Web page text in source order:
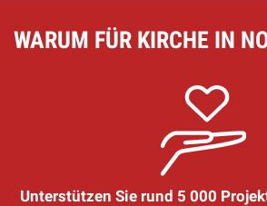
WARUM FÜR KIRCHE IN
Unterstützen Sie rund 5 000